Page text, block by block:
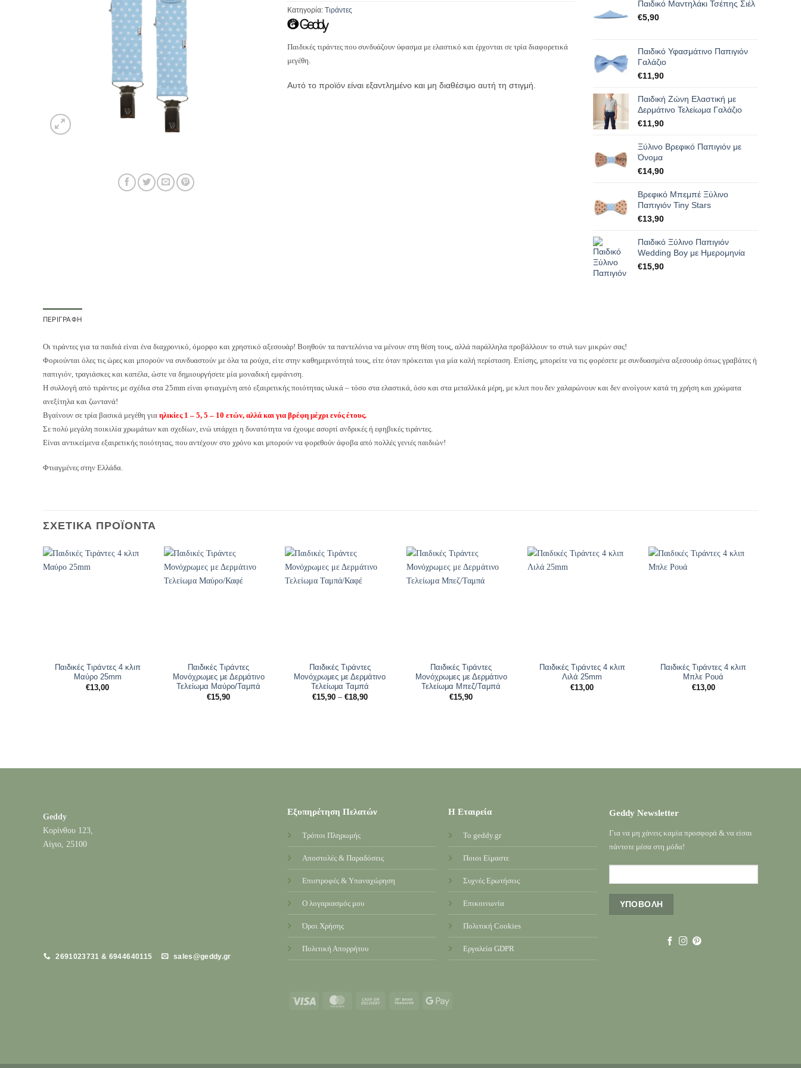
Κατηγορία: Tιράντες
Παιδικές τιράντες που συνδυάζουν ύφασμα με ελαστικό και έρχονται σε τρία διαφορετικά
μεγέθη.
Αυτό το προϊόν είναι εξαντλημένο και μη διαθέσιμο αυτή τη στιγμή.
Παιδικό Μαντηλάκι Τσέπης Σιέλ
€5,90
Παιδικό Υφασμάτινο Παπιγιόν
Γαλάζιο
€11,90
Παιδική Ζώνη Ελαστική με
Δερμάτινο Τελείωμα Γαλάζιο
€11,90
Ξύλινο Βρεφικό Παπιγιόν με
Όνομα
€14,90
Βρεφικό Μπεμπέ Ξύλινο
Παπιγιόν Tiny Stars
€13,90
Παιδικό Ξύλινο Παπιγιόν
Wedding Boy με Ημερομηνία
€15,90
ΠΕΡΙΓΡΑΦΉ
Οι τιράντες για τα παιδιά είναι ένα διαχρονικό, όμορφο και χρηστικό αξεσουάρ! Βοηθούν τα παντελόνια να μένουν στη θέση τους, αλλά παράλληλα προβάλλουν το στυλ των μικρών σας!
Φοριούνται όλες τις ώρες και μπορούν να συνδυαστούν με όλα τα ρούχα, είτε στην καθημερινότητά τους, είτε όταν πρόκειται για μία καλή περίσταση. Επίσης, μπορείτε να τις φορέσετε με συνδυασμένα αξεσουάρ όπως γραβάτες ή
παπιγιόν, τραγιάσκες και καπέλα, ώστε να δημιουργήσετε μία μοναδική εμφάνιση.
Η συλλογή από τιράντες με σχέδια στα 25mm είναι φτιαγμένη από εξαιρετικής ποιότητας υλικά – τόσο στα ελαστικά, όσο και στα μεταλλικά μέρη, με κλιπ που δεν χαλαρώνουν και δεν ανοίγουν κατά τη χρήση και χρώματα
ανεξίτηλα και ζωντανά!
Βγαίνουν σε τρία βασικά μεγέθη για ηλικίες 1 – 5, 5 – 10 ετών, αλλά και για βρέφη μέχρι ενός έτους.
Σε πολύ μεγάλη ποικιλία χρωμάτων και σχεδίων, ενώ υπάρχει η δυνατότητα να έχουμε ασορτί ανδρικές ή εφηβικές τιράντες.
Είναι αντικείμενα εξαιρετικής ποιότητας, που αντέχουν στο χρόνο και μπορούν να φορεθούν άφοβα από πολλές γενιές παιδιών!
Φτιαγμένες στην Ελλάδα.
ΣΧΕΤΙΚΆ ΠΡΟΪΌΝΤΑ
Παιδικές Τιράντες 4 κλιπ
Μαύρο 25mm
€13,00
Παιδικές Τιράντες
Μονόχρωμες με Δερμάτινο
Τελείωμα Μαύρο/Ταμπά
€15,90
Παιδικές Τιράντες
Μονόχρωμες με Δερμάτινο
Τελείωμα Ταμπά
€15,90 – €18,90Price
Παιδικές Τιράντες
Μονόχρωμες με Δερμάτινο
Τελείωμα Μπεζ/Ταμπά
€15,90
Παιδικές Τιράντες 4 κλιπ
Λιλά 25mm
€13,00
Παιδικές Τιράντες 4 κλιπ
Μπλε Ρουά
€13,00
Geddy
Κορίνθου 123,
Αίγιο, 25100
2691023731 & 6944640115 sales@geddy.gr
Εξυπηρέτηση Πελατών
Τρόποι Πληρωμής
Αποστολές & Παραδόσεις
Επιστροφές & Υπαναχώρηση
Ο λογαριασμός μου
Όροι Χρήσης
Πολιτική Απορρήτου
Η Εταιρεία
Το geddy.gr
Ποιοι Είμαστε
Συχνές Ερωτήσεις
Επικοινωνία
Πολιτική Cookies
Εργαλεία GDPR
Geddy Newsletter
Για να μη χάνεις καμία προσφορά & να είσαι
πάντοτε μέσα στη μόδα!
Visa MasterCardCash
Bank
Google